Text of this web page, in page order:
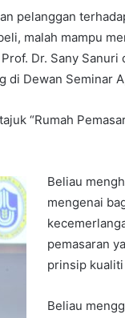
pelanggan
malah mampu
Dr. Sany
Dewan Seminar
“Rumah
Beliau
mengenai
pemasaran
prinsip
Beliau